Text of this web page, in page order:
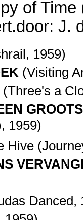
of
J.
1959)
(Visiting
(Three's a
1959)
Hive
Danced,